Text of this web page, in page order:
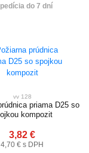
do 7 dní
vv 128
priama D25 so
kompozit
3,82 €
4,70 € s DPH